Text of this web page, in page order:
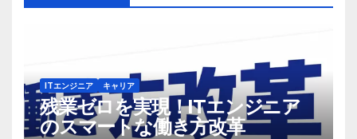
ITエンジニア キャリア
残業ゼロを実現！ITエンジニア
のスマートな働き方改革